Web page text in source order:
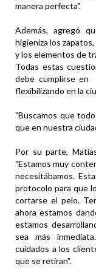
manera perfecta".
Además, agregó
higieniza los
y los elementos de
Todas estas
debe cumplirse en
flexibilizando en la
"Buscamos que
que en nuestra
Por su parte,
"Estamos muy
necesitábamos.
protocolo para que
cortarse el pelo.
ahora estamos
estamos
sea más
cuidados a los
que se retiran".